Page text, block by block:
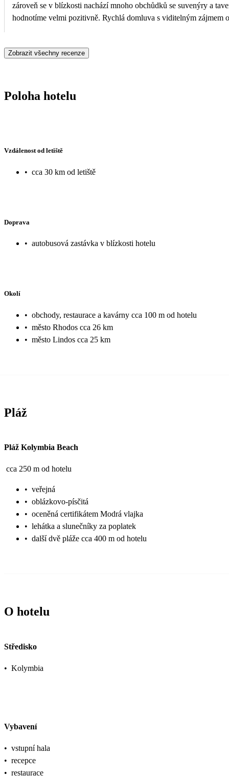
zároveň se v blízkosti nachází mnoho obchůdků se suvenýry a
hodnotíme velmi pozitivně. Rychlá domluva s viditelným zájmem
Zobrazit všechny recenze
Poloha hotelu
Vzdálenost od letiště
• cca 30 km od letiště
Doprava
• autobusová zastávka v blízkosti hotelu
Okolí
• obchody, restaurace a kavárny cca 100 m od hotelu
• město Rhodos cca 26 km
• město Lindos cca 25 km
Pláž
Pláž Kolymbia Beach
cca 250 m od hotelu
• veřejná
• oblázkovo-písčitá
• oceněná certifikátem Modrá vlajka
• lehátka a slunečníky za poplatek
• další dvě pláže cca 400 m od hotelu
O hotelu
Středisko
• Kolymbia
Vybavení
• vstupní hala
• recepce
• restaurace